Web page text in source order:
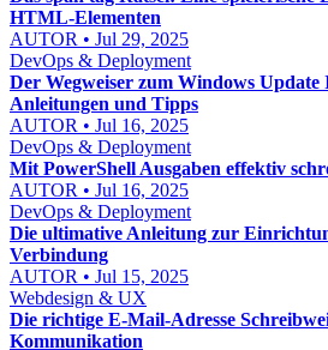
HTML-Elementen
AUTOR • Jul 29, 2025
DevOps & Deployment
Der Wegweiser zum Windows Update
Anleitungen und Tipps
AUTOR • Jul 16, 2025
DevOps & Deployment
Mit PowerShell Ausgaben effektiv
AUTOR • Jul 16, 2025
DevOps & Deployment
Die ultimative Anleitung zur
Verbindung
AUTOR • Jul 15, 2025
Webdesign & UX
Die richtige E-Mail-Adresse
Kommunikation